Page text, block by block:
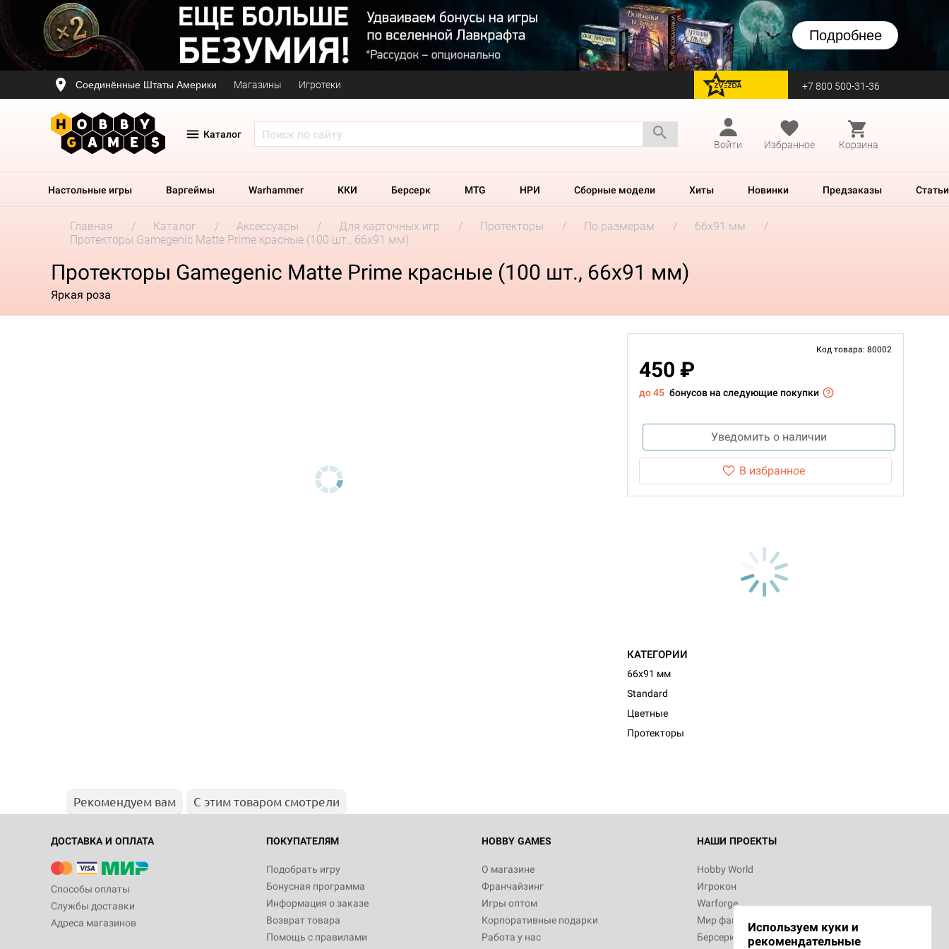
Подробнее
Соединённые Штаты Америки Магазины Игротеки перейти на Zvezda +7 800 500-31-36
Каталог
Войти
Избранное Корзина
Настольные игры Варгеймы Warhammer ККИ Берсерк MTG НРИ Сборные модели Хиты Новинки Предзаказы Статьи
Главная Каталог Аксессуары Для карточных игр Протекторы По размерам
66x91 мм
Протекторы Gamegenic Matte Prime красные (100 шт., 66x91 мм)
Протекторы Gamegenic Matte Prime красные (100 шт., 66x91 мм)
Яркая роза
Код товара: 80002
450 ₽
до 45 бонусов на следующие покупки
Уведомить о наличии
В избранное
КАТЕГОРИИ
66x91 мм
Standard
Цветные
Протекторы
Рекомендуем вам С этим товаром смотрели
ДОСТАВКА И ОПЛАТА
Способы оплаты
Службы доставки
Адреса магазинов
ПОКУПАТЕЛЯМ
Подобрать игру
Бонусная программа
Информация о заказе
Возврат товара
Помощь с правилами
HOBBY GAMES
О магазине
Франчайзинг
Игры оптом
Корпоративные подарки
Работа у нас
НАШИ ПРОЕКТЫ
Hobby World
Игрокон
Warforge
Мир фантастики
Берсерк
Используем куки и
рекомендательные